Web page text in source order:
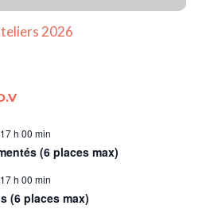
2026
17 h 00 min
(6 places max)
17 h 00 min
(6 places max)